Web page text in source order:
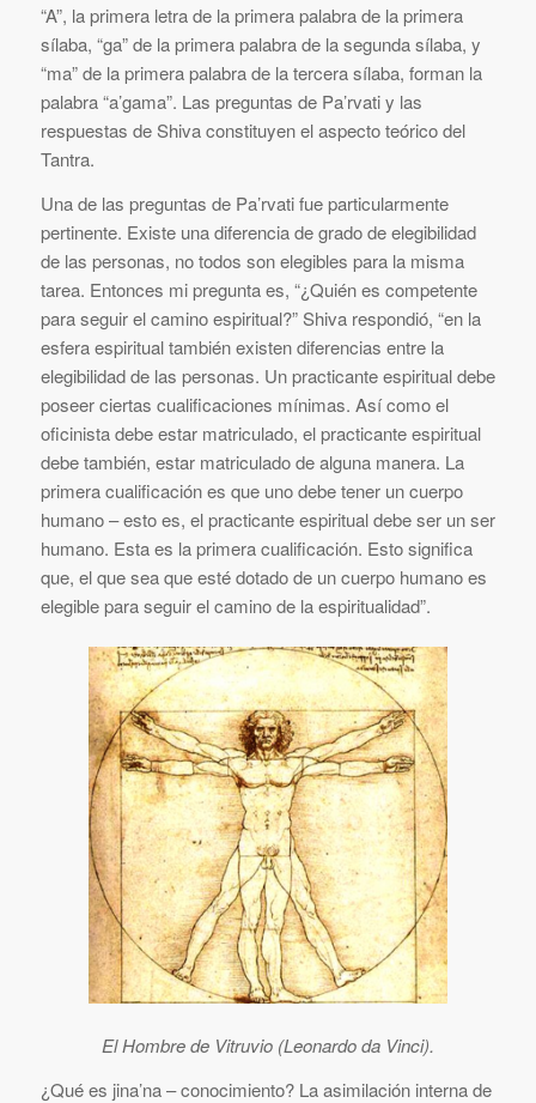
“A”, la primera letra de la primera palabra de la primera
sílaba, “ga” de la primera palabra de la segunda sílaba, y
“ma” de la primera palabra de la tercera sílaba, forman la
palabra “a’gama”. Las preguntas de Pa’rvati y las
respuestas de Shiva constituyen el aspecto teórico del
Tantra.
Una de las preguntas de Pa’rvati fue particularmente
pertinente. Existe una diferencia de grado de elegibilidad
de las personas, no todos son elegibles para la misma
tarea. Entonces mi pregunta es, “¿Quién es competente
para seguir el camino espiritual?” Shiva respondió, “en la
esfera espiritual también existen diferencias entre la
elegibilidad de las personas. Un practicante espiritual debe
poseer ciertas cualificaciones mínimas. Así como el
oficinista debe estar matriculado, el practicante espiritual
debe también, estar matriculado de alguna manera. La
primera cualificación es que uno debe tener un cuerpo
humano – esto es, el practicante espiritual debe ser un ser
humano. Esta es la primera cualificación. Esto significa
que, el que sea que esté dotado de un cuerpo humano es
elegible para seguir el camino de la espiritualidad”.
El Hombre de Vitruvio (Leonardo da Vinci).
¿Qué es jina’na – conocimiento? La asimilación interna de